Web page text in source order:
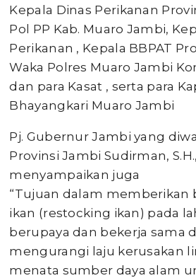
Kepala Dinas Perikanan
Pol PP Kab. Muaro Jambi,
Perikanan , Kepala BBPAT
Waka Polres Muaro Jambi
dan para Kasat , serta para
Bhayangkari Muaro Jambi
Pj. Gubernur Jambi yang
Provinsi Jambi Sudirman,
menyampaikan juga
“Tujuan dalam memberikan
ikan (restocking ikan) pada
berupaya dan bekerja sama
mengurangi laju kerusakan
menata sumber daya alam